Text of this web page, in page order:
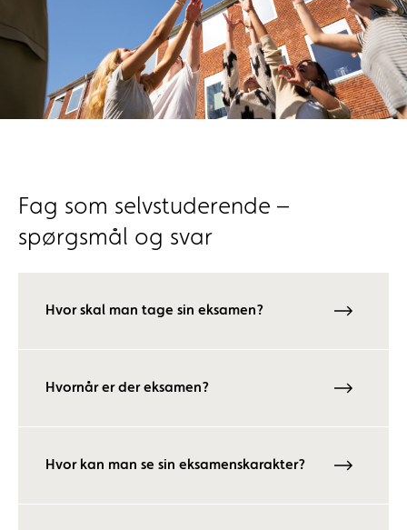
Fag som selvstuderende –
spørgsmål og svar
Hvor skal man tage sin eksamen?
Hvornår er der eksamen?
Hvor kan man se sin eksamenskarakter?